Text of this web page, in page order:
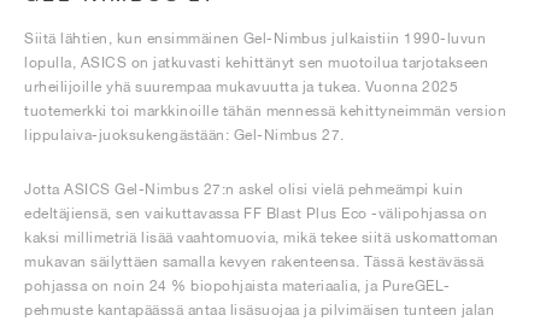
Siitä lähtien, kun ensimmäinen Gel-Nimbus julkaistiin 1990-luvun
lopulla, ASICS on jatkuvasti kehittänyt sen muotoilua tarjotakseen
urheilijoille yhä suurempaa mukavuutta ja tukea. Vuonna 2025
tuotemerkki toi markkinoille tähän mennessä kehittyneimmän version
lippulaiva-juoksukengästään: Gel-Nimbus 27.
Jotta ASICS Gel-Nimbus 27:n askel olisi vielä pehmeämpi kuin
edeltäjiensä, sen vaikuttavassa FF Blast Plus Eco -välipohjassa on
kaksi millimetriä lisää vaahtomuovia, mikä tekee siitä uskomattoman
mukavan säilyttäen samalla kevyen rakenteensa. Tässä kestävässä
pohjassa on noin 24 % biopohjaista materiaalia, ja PureGEL-
pehmuste kantapäässä antaa lisäsuojaa ja pilvimäisen tunteen jalan